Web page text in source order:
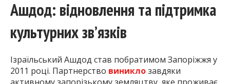
Ашдод: відновлення та підтримка
культурних зв’язків
Ізраїльський Ашдод став побратимом Запоріжжя у
2011 році. Партнерство виниклозавдяки